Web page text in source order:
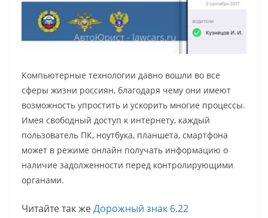
Компьютерные технологии давно вошли во все
сферы жизни россиян, благодаря чему они имеют
возможность упростить и ускорить многие процессы.
Имея свободный доступ к интернету, каждый
пользователь ПК, ноутбука, планшета, смартфона
может в режиме онлайн получать информацию о
наличие задолженности перед контролирующими
органами.
Читайте так жеДорожный знак 6.22